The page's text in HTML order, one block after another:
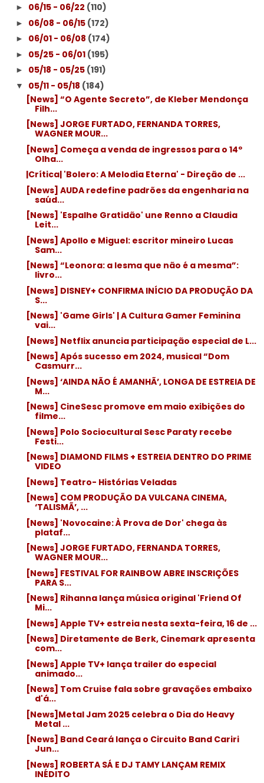
► 06/15 - 06/22 (110)
► 06/08 - 06/15 (172)
► 06/01 - 06/08 (174)
► 05/25 - 06/01 (195)
► 05/18 - 05/25 (191)
▼ 05/11 - 05/18 (184)
[News] “O Agente Secreto”, de Kleber Mendonça
Filh...
[News] JORGE FURTADO, FERNANDA TORRES,
WAGNER MOUR...
[News] Começa a venda de ingressos para o 14º
Olha...
|Crítica| 'Bolero: A Melodia Eterna' - Direção de ...
[News] AUDA redefine padrões da engenharia na
saúd...
[News] 'Espalhe Gratidão' une Renno a Claudia
Leit...
[News] Apollo e Miguel: escritor mineiro Lucas
Sam...
[News] “Leonora: a lesma que não é a mesma”:
livro...
[News] DISNEY+ CONFIRMA INÍCIO DA PRODUÇÃO DA
S...
[News] 'Game Girls' | A Cultura Gamer Feminina
vai...
[News] Netflix anuncia participação especial de L...
[News] Após sucesso em 2024, musical “Dom
Casmurr...
[News] ‘AINDA NÃO É AMANHÃ’, LONGA DE ESTREIA DE
M...
[News] CineSesc promove em maio exibições do
filme...
[News] Polo Sociocultural Sesc Paraty recebe
Festi...
[News] DIAMOND FILMS + ESTREIA DENTRO DO PRIME
VIDEO
[News] Teatro- Histórias Veladas
[News] COM PRODUÇÃO DA VULCANA CINEMA,
‘TALISMÃ’, ...
[News] 'Novocaine: À Prova de Dor' chega às
plataf...
[News] JORGE FURTADO, FERNANDA TORRES,
WAGNER MOUR...
[News] FESTIVAL FOR RAINBOW ABRE INSCRIÇÕES
PARA S...
[News] Rihanna lança música original 'Friend Of
Mi...
[News] Apple TV+ estreia nesta sexta-feira, 16 de ...
[News] Diretamente de Berk, Cinemark apresenta
com...
[News] Apple TV+ lança trailer do especial
animado...
[News] Tom Cruise fala sobre gravações embaixo
d'á...
[News]Metal Jam 2025 celebra o Dia do Heavy
Metal ...
[News] Band Ceará lança o Circuito Band Cariri
Jun...
[News] ROBERTA SÁ E DJ TAMY LANÇAM REMIX
INÉDITO